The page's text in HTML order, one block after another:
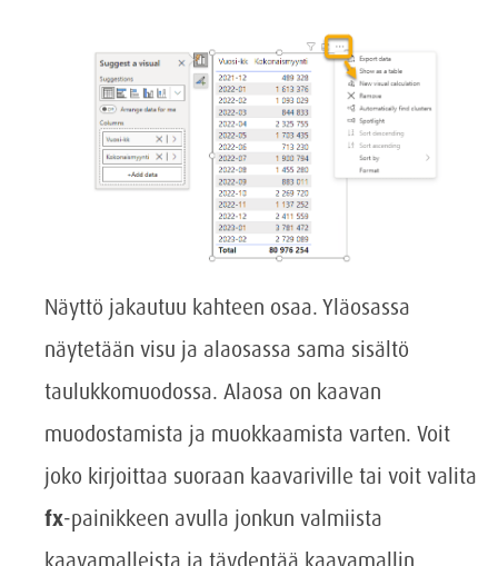
Näyttö jakautuu kahteen osaa. Yläosassa
näytetään visu ja alaosassa sama sisältö
taulukkomuodossa. Alaosa on kaavan
muodostamista ja muokkaamista varten. Voit
joko kirjoittaa suoraan kaavariville tai voit valita
fx-painikkeen avulla jonkun valmiista